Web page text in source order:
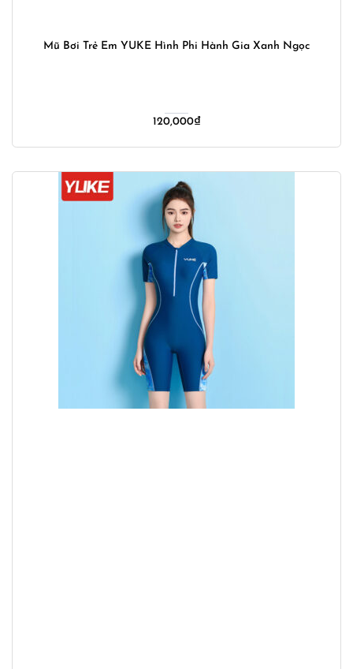
Mũ Bơi Trẻ Em YUKE Hình Phi Hành Gia Xanh Ngọc
120,000₫